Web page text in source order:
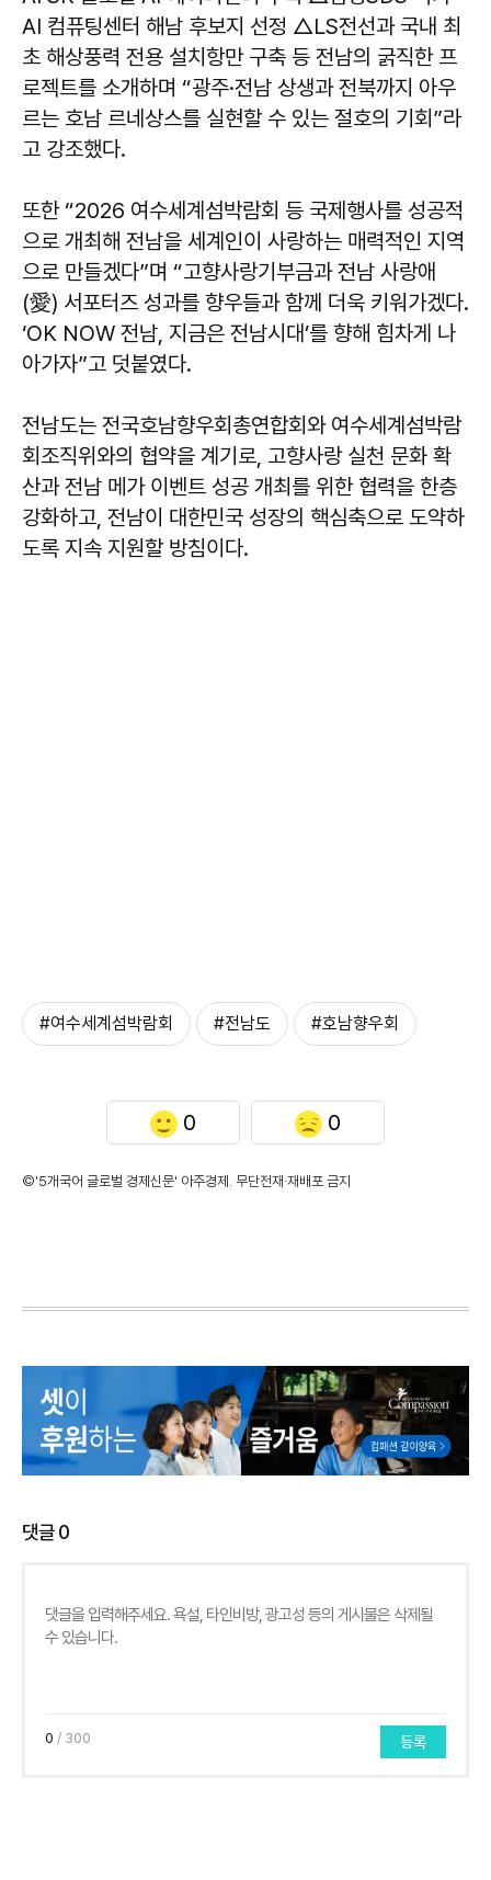
AI 컴퓨팅센터 해남 후보지 선정 △LS전선과 국내 최
초 해상풍력 전용 설치항만 구축 등 전남의 굵직한 프
로젝트를 소개하며 “광주·전남 상생과 전북까지 아우
르는 호남 르네상스를 실현할 수 있는 절호의 기회”라
고 강조했다.
또한 “2026 여수세계섬박람회 등 국제행사를 성공적
으로 개최해 전남을 세계인이 사랑하는 매력적인 지역
으로 만들겠다”며 “고향사랑기부금과 전남 사랑애
(愛) 서포터즈 성과를 향우들과 함께 더욱 키워가겠다.
‘OK NOW 전남, 지금은 전남시대’를 향해 힘차게 나
아가자”고 덧붙였다.
전남도는 전국호남향우회총연합회와 여수세계섬박람
회조직위와의 협약을 계기로, 고향사랑 실천 문화 확
산과 전남 메가 이벤트 성공 개최를 위한 협력을 한층
강화하고, 전남이 대한민국 성장의 핵심축으로 도약하
도록 지속 지원할 방침이다.
#여수세계섬박람회 #전남도 #호남향우회
0 0
©'5개국어 글로벌 경제신문' 아주경제. 무단전재·재배포 금지
댓글0
0 / 300 등록